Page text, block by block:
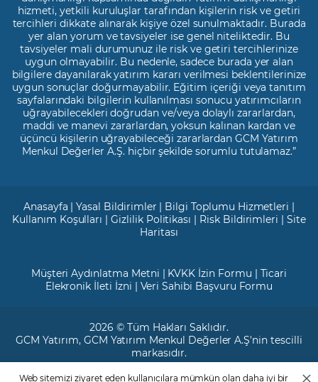
hizmeti, yetkili kuruluşlar tarafından kişilerin risk ve getiri
tercihleri dikkate alınarak kişiye özel sunulmaktadır. Burada
yer alan yorum ve tavsiyeler ise genel niteliktedir. Bu
tavsiyeler mali durumunuz ile risk ve getiri tercihlerinize
uygun olmayabilir. Bu nedenle, sadece burada yer alan
bilgilere dayanılarak yatırım kararı verilmesi beklentilerinize
uygun sonuçlar doğurmayabilir. Eğitim içeriği veya tanıtım
sayfalarındaki bilgilerin kullanılması sonucu yatırımcıların
uğrayabilecekleri doğrudan ve/veya dolaylı zararlardan,
maddi ve manevi zararlardan, yoksun kalınan kardan ve
üçüncü kişilerin uğrayabileceği zararlardan GCM Yatırım
Menkul Değerler A.Ş. hiçbir şekilde sorumlu tutulamaz.”
Anasayfa |Yasal Bildirimler | Bilgi Toplumu Hizmetleri |
Kullanım Koşulları |Gizlilik Politikası | Risk Bildirimleri |Site
Haritası
Müşteri Aydınlatma Metni | KVKK İzin Formu | Ticari
Elekronik İleti İzni | Veri Sahibi Başvuru Formu
2026 © Tüm Hakları Saklıdır.
GCM Yatırım, GCM Yatırım Menkul Değerler A.Ş'nin tescilli
markasıdır.
Web sitemizi ziyaret eden kullanıcılara mümkün olan daha iyi bir